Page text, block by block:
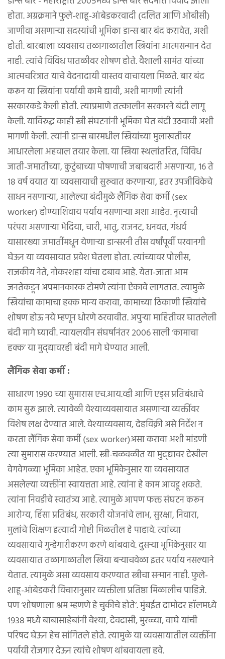
होता. अग्रक्रमाने फुले-शाहू-आंबेडकरवादी (दलित आणि ओबीसी)
जाणीवा असणाऱ्या सदस्यांची भूमिका डान्स बार बंद करावेत, अशी
होती. बारबाला व्यवसाय तळागाळातील स्त्रियांना आत्मसन्मान देत
नाही. त्यांचे विविध पातळीवर शोषण होते. वैशाली सामंत यांच्या
आत्मचरित्रात याचे वेदनादायी वास्तव वाचायला मिळते. बार बंद
करून या स्त्रियांना पर्यायी कामे द्यावी, अशी मागणी त्यांनी
सरकारकडे केली होती. त्याप्रमाणे तत्कालीन सरकारने बंदी लागू
केली. याविरुद्ध काही स्त्री संघटनांनी भूमिका घेत बंदी उठवावी अशी
मागणी केली. त्यांनी डान्स बारमधील स्त्रियांच्या मुलाखतीवर
आधारलेला अहवाल तयार केला. या स्त्रिया स्थलांतरित, विविध
जाती-जमातीच्या, कुटुंबाच्या पोषणाची जबाबदारी असणाऱ्या, १६ ते
१८ वर्ष वयात या व्यवसायाची सुरुवात करणाऱ्या, इतर उपजीविकेचे
साधन नसणाऱ्या, आलेल्या बंदीमुळे लैंगिक सेवा कर्मी (sex
worker) होण्याशिवाय पर्याय नसणाऱ्या अशा आहेत. नृत्याची
परंपरा असणाऱ्या भेदिया, चारी, भातु, राजनट, धनवत, गंधर्व
यासारख्या जमातींमधून येणाऱ्या डान्सरनी तीस वर्षांपूर्वी परवानगी
घेऊन या व्यवसायात प्रवेश घेतला होता. त्यांच्यावर पोलीस,
राजकीय नेते, नोकरशहा यांचा दबाव आहे. येता-जाता आम
जनतेकडून अपमानकारक टोमणे त्यांना ऐकावे लागतात. त्यामुळे
स्त्रियांचा कामाचा हक्क मान्य करावा, कामाच्या ठिकाणी स्त्रियांचे
शोषण होऊ नये म्हणून धोरणे ठरवावीत. अपुऱ्या माहितीवर घातलेली
बंदी मागे घ्यावी. न्यायलयीन संघर्षानंतर २००६ साली ‘कामाचा
हक्क’ या मुद्द्यावरही बंदी मागे घेण्यात आली.
लैंगिक सेवा कर्मी :
साधारण १९९० च्या सुमारास एच.आय.व्ही आणि एड्स प्रतिबंधाचे
काम सुरू झाले. त्यावेळी वेश्याव्यवसायात असणाऱ्या व्यक्तींवर
विशेष लक्ष देण्यात आले. वेश्याव्यवसाय, देहविक्री असे निर्देश न
करता लैंगिक सेवा कर्मी (sex worker)असा करावा अशी मांडणी
त्या सुमारास करण्यात आली. स्त्री-चळवळीत या मुद्द्यावर देखील
वेगवेगळ्या भूमिका आहेत. एका भूमिकेनुसार या व्यवसायात
असलेल्या व्यक्तींना स्वायत्तता आहे. त्यांना हे काम आवडू शकते.
त्यांना निवडीचे स्वातंत्र्य आहे. त्यामुळे आपण फक्त संघटन करून
आरोग्य, हिंसा प्रतिबंध, सरकारी योजनांचे लाभ, सुरक्षा, निवारा,
मुलांचे शिक्षण इत्यादी गोष्टी मिळतील हे पाहावे. त्यांच्या
व्यवसायाचे गुन्हेगारीकरण करणे थांबवावे. दुसऱ्या भूमिकेनुसार या
व्यवसायात तळागाळातील स्त्रिया बऱ्याचवेळा इतर पर्याय नसल्याने
येतात. त्यामुळे असा व्यवसाय करण्यात स्त्रीचा सन्मान नाही. फुले-
शाहू-आंबेडकरी विचारानुसार व्यक्तीला प्रतिष्ठा मिळालीच पाहिजे.
पण ‘शोषणाला श्रम म्हणणे हे चुकीचे होते’. मुंबईत दामोदर हॉलमध्ये
१९३८ मध्ये बाबासाहेबांनी वेश्या, देवदासी, मुरळ्या, वाघे यांची
परिषद घेऊन हेच सांगितले होते. त्यामुळे या व्यवसायातील व्यक्तींना
पर्यायी रोजगार देऊन त्यांचे शोषण थांबवायला हवे.